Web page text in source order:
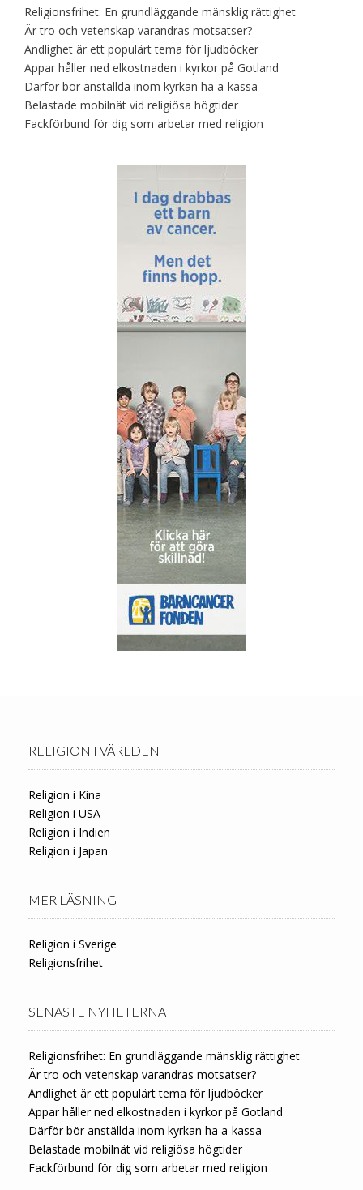
Religionsfrihet: En grundläggande mänsklig rättighet
Är tro och vetenskap varandras motsatser?
Andlighet är ett populärt tema för ljudböcker
Appar håller ned elkostnaden i kyrkor på Gotland
Därför bör anställda inom kyrkan ha a-kassa
Belastade mobilnät vid religiösa högtider
Fackförbund för dig som arbetar med religion
RELIGION I VÄRLDEN
Religion i Kina
Religion i USA
Religion i Indien
Religion i Japan
MER LÄSNING
Religion i Sverige
Religionsfrihet
SENASTE NYHETERNA
Religionsfrihet: En grundläggande mänsklig rättighet
Är tro och vetenskap varandras motsatser?
Andlighet är ett populärt tema för ljudböcker
Appar håller ned elkostnaden i kyrkor på Gotland
Därför bör anställda inom kyrkan ha a-kassa
Belastade mobilnät vid religiösa högtider
Fackförbund för dig som arbetar med religion